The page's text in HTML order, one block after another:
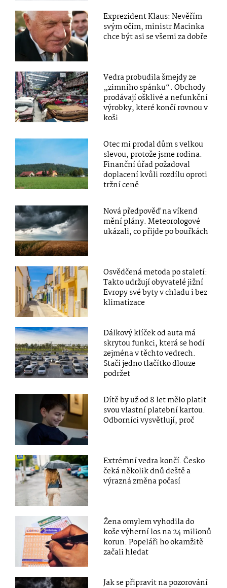
Exprezident Klaus: Nevěřím
svým očím, ministr Macinka
chce být asi se všemi za dobře
Vedra probudila šmejdy ze
„zimního spánku“. Obchody
prodávají ošklivé a nefunkční
výrobky, které končí rovnou v
koši
Otec mi prodal dům s velkou
slevou, protože jsme rodina.
Finanční úřad požadoval
doplacení kvůli rozdílu oproti
tržní ceně
Nová předpověď na víkend
mění plány. Meteorologové
ukázali, co přijde po bouřkách
Osvědčená metoda po staletí:
Takto udržují obyvatelé jižní
Evropy své byty v chladu i bez
klimatizace
Dálkový klíček od auta má
skrytou funkci, která se hodí
zejména v těchto vedrech.
Stačí jedno tlačítko dlouze
podržet
Dítě by už od 8 let mělo platit
svou vlastní platební kartou.
Odborníci vysvětlují, proč
Extrémní vedra končí. Česko
čeká několik dnů deště a
výrazná změna počasí
Žena omylem vyhodila do
koše výherní los na 24 milionů
korun. Popeláři ho okamžitě
začali hledat
Jak se připravit na pozorování